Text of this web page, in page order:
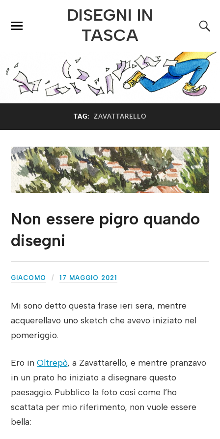
DISEGNI IN
TASCA
TAG: ZAVATTARELLO
Non essere pigro quando
disegni
GIACOMO 17 MAGGIO 2021
Mi sono detto questa frase ieri sera, mentre
acquerellavo uno sketch che avevo iniziato nel
pomeriggio.
Ero inOltrepò, a Zavattarello, e mentre pranzavo
in un prato ho iniziato a disegnare questo
paesaggio. Pubblico la foto così come l’ho
scattata per mio riferimento, non vuole essere
bella: